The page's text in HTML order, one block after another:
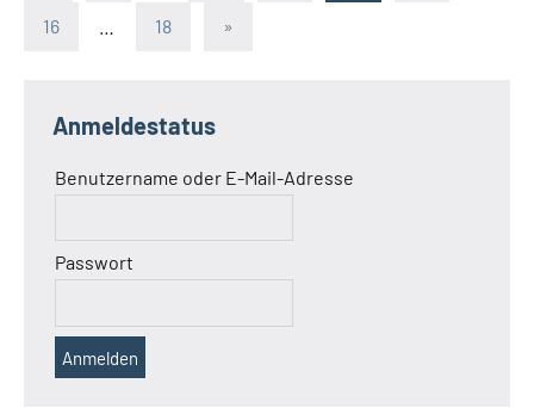
der
16 18
Nächste
»
Anmeldestatus
Benutzername oder E-Mail-Adresse
Passwort